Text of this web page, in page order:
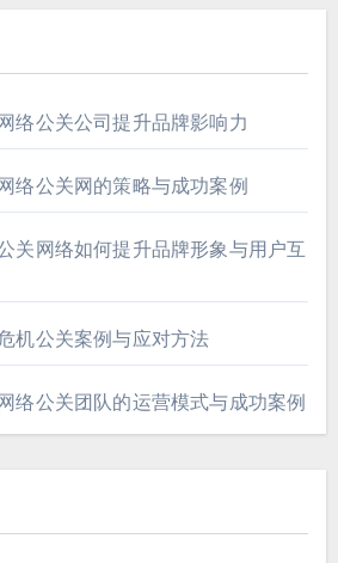
络公关公司提升品牌影响力
络公关网的策略与成功案例
关网络如何提升品牌形象与用户互
机公关案例与应对方法
络公关团队的运营模式与成功案例